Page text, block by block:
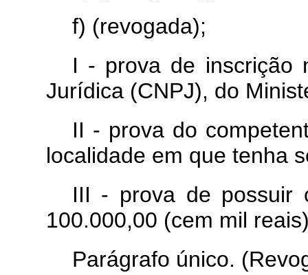
f) (revogada);
I - prova de inscrição
Jurídica (CNPJ), do
II - prova do
localidade em que tenha
III - prova de possuir
100.000,00 (cem mil
Parágrafo único.